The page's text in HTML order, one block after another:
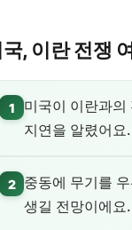
, 이란 전쟁
1
미국이 이란과의
지연을 알렸어요.
2
중동에 무기를
생길 전망이에요.